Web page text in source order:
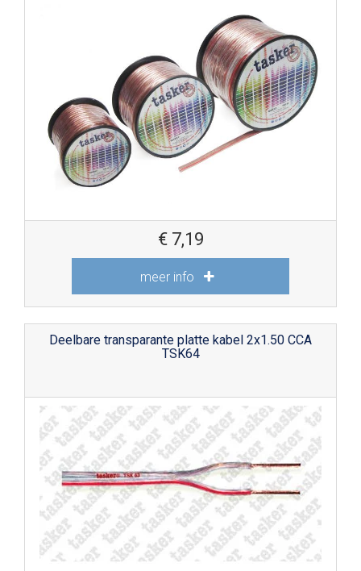
€ 7,19
meer info
Deelbare transparante platte kabel 2x1.50 CCA
TSK64